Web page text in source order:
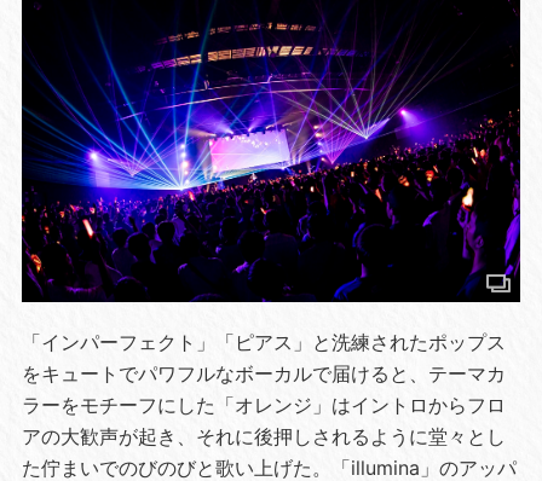
「インパーフェクト」「ピアス」と洗練されたポップス
をキュートでパワフルなボーカルで届けると、テーマカ
ラーをモチーフにした「オレンジ」はイントロからフロ
アの大歓声が起き、それに後押しされるように堂々とし
た佇まいでのびのびと歌い上げた。「illumina」のアッパ